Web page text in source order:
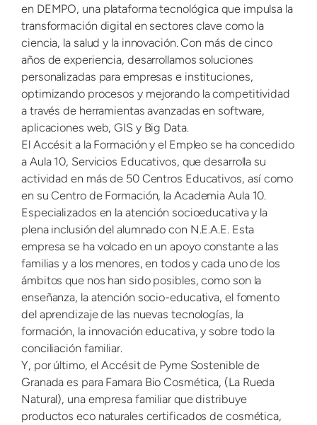
en DEMPO, una plataforma tecnológica que impulsa la
transformación digital en sectores clave como la
ciencia, la salud y la innovación. Con más de cinco
años de experiencia, desarrollamos soluciones
personalizadas para empresas e instituciones,
optimizando procesos y mejorando la competitividad
a través de herramientas avanzadas en software,
aplicaciones web, GIS y Big Data.
El Accésit a la Formación y el Empleo se ha concedido
a Aula 10, Servicios Educativos, que desarrolla su
actividad en más de 50 Centros Educativos, así como
en su Centro de Formación, la Academia Aula 10.
Especializados en la atención socioeducativa y la
plena inclusión del alumnado con N.E.A.E. Esta
empresa se ha volcado en un apoyo constante a las
familias y a los menores, en todos y cada uno de los
ámbitos que nos han sido posibles, como son la
enseñanza, la atención socio-educativa, el fomento
del aprendizaje de las nuevas tecnologías, la
formación, la innovación educativa, y sobre todo la
conciliación familiar.
Y, por último, el Accésit de Pyme Sostenible de
Granada es para Famara Bio Cosmética, (La Rueda
Natural), una empresa familiar que distribuye
productos eco naturales certificados de cosmética,